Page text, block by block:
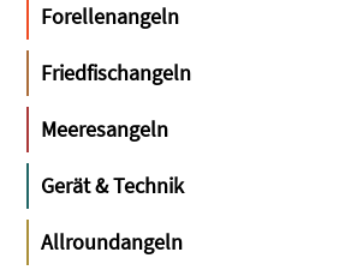
Forellenangeln
Friedfischangeln
Meeresangeln
Gerät & Technik
Allroundangeln